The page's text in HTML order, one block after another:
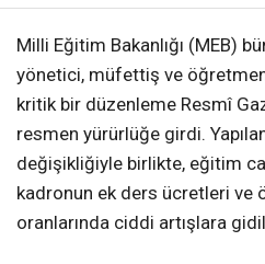
Milli Eğitim Bakanlığı (MEB)
yönetici, müfettiş ve
kritik bir düzenleme Resmî
resmen yürürlüğe girdi.
değişikliğiyle birlikte, eğitim
kadronun ek ders ücretleri ve
oranlarında ciddi artışlara